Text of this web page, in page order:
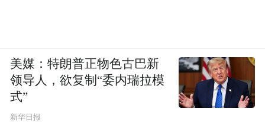
美媒：特朗普正物色古巴新
领导人，欲复制“委内瑞拉模
式”
新华日报